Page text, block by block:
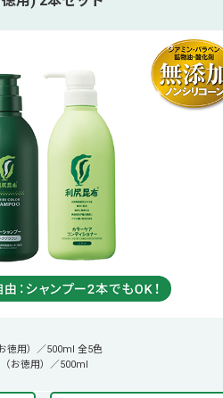
徳用）／500ml 全5色
お徳用）／500ml